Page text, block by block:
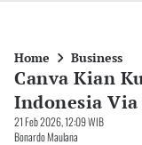
Home Business
Canva Kian
Indonesia
21 Feb 2026, 12:09 WIB
Bonardo Maulana